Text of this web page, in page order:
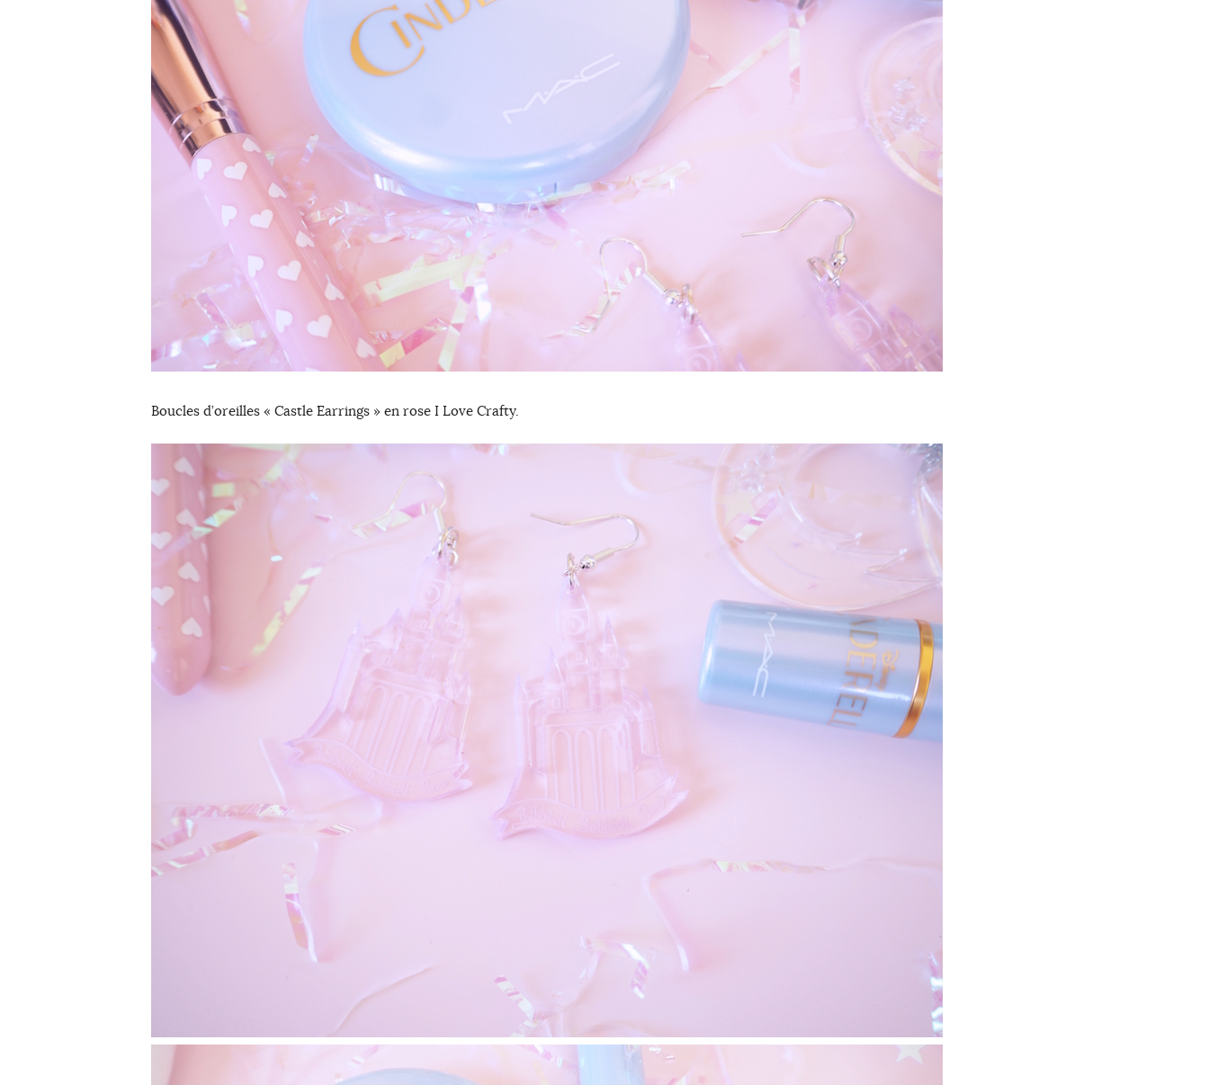
Boucles d’oreilles « Castle Earrings » en rose I Love Crafty.